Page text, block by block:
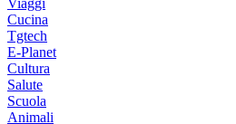
Viaggi
Cucina
Tgtech
E-Planet
Cultura
Salute
Scuola
Animali